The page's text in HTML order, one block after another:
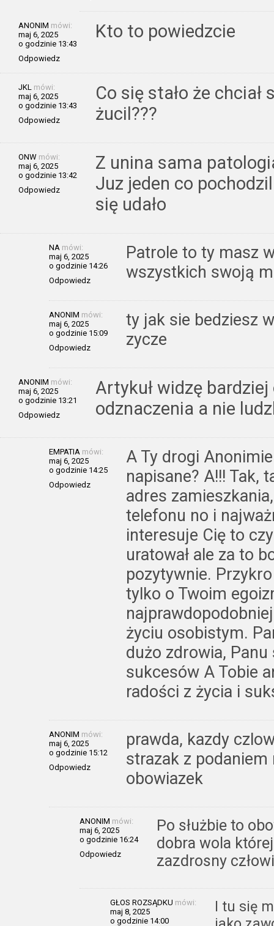
ANONIM mówi:
maj 6, 2025
o godzinie 13:43
Odpowiedz
Kto to powiedzcie
JKL mówi:
maj 6, 2025
o godzinie 13:43
Odpowiedz
Co się stało że chciał
żucil???
ONW mówi:
maj 6, 2025
o godzinie 13:42
Odpowiedz
Z unina sama
Juz jeden co
się udało
NA mówi:
maj 6, 2025
o godzinie 14:26
Odpowiedz
Patrole to ty masz
wszystkich swoją
ANONIM mówi:
maj 6, 2025
o godzinie 15:09
Odpowiedz
ty jak sie bedziesz
zycze
ANONIM mówi:
maj 6, 2025
o godzinie 13:21
Odpowiedz
Artykuł widzę
odznaczenia a nie
EMPATIA mówi:
maj 6, 2025
o godzinie 14:25
Odpowiedz
A Ty drogi
napisane? A!!! Tak,
adres
telefonu no i
interesuje Cię to
uratował ale za to
pozytywnie.
tylko o Twoim
życiu osobistym.
dużo zdrowia,
sukcesów A Tobie
radości z życia i
ANONIM mówi:
maj 6, 2025
o godzinie 15:12
Odpowiedz
prawda, kazdy
strazak z
obowiazek
ANONIM mówi:
maj 6, 2025
o godzinie 16:24
Odpowiedz
Po służbie to
dobra wola
zazdrosny
GŁOS ROZSĄDKU mówi:
maj 8, 2025
o godzinie 14:00
I tu się